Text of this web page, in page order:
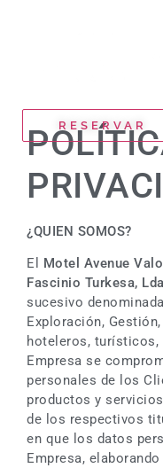
RESERVAR
¿QUIEN SOMOS?
El Motel Avenue
Fascinio Turkesa,
sucesivo
Exploración,
hoteleros, turísticos,
Empresa se
personales de los
productos y
de los respectivos
en que los datos
Empresa,